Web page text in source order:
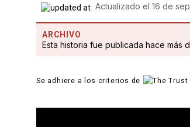
Actualizado el16 de
ARCHIVO
Esta historia fue publicada hace más
Se adhiere a los criterios de